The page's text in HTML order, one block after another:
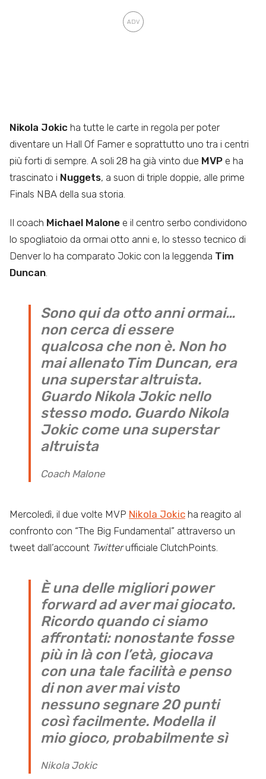
Nikola Jokic ha tutte le carte in regola per poter
diventare un Hall Of Famer e soprattutto uno tra i centri
più forti di sempre. A soli 28 ha già vinto due MVP e ha
trascinato i Nuggets, a suon di triple doppie, alle prime
Finals NBA della sua storia.
Il coach Michael Malone e il centro serbo condividono
lo spogliatoio da ormai otto anni e, lo stesso tecnico di
Denver lo ha comparato Jokic con la leggenda Tim
Duncan.
Sono qui da otto anni ormai…
non cerca di essere
qualcosa che non è. Non ho
mai allenato Tim Duncan, era
una superstar altruista.
Guardo Nikola Jokic nello
stesso modo. Guardo Nikola
Jokic come una superstar
altruista
Coach Malone
Mercoledì, il due volte MVP Nikola Jokic ha reagito al
confronto con “The Big Fundamental” attraverso un
tweet dall’account Twitterufficiale ClutchPoints.
È una delle migliori power
forward ad aver mai giocato.
Ricordo quando ci siamo
affrontati: nonostante fosse
più in là con l’età, giocava
con una tale facilità e penso
di non aver mai visto
nessuno segnare 20 punti
così facilmente. Modella il
mio gioco, probabilmente sì
Nikola Jokic